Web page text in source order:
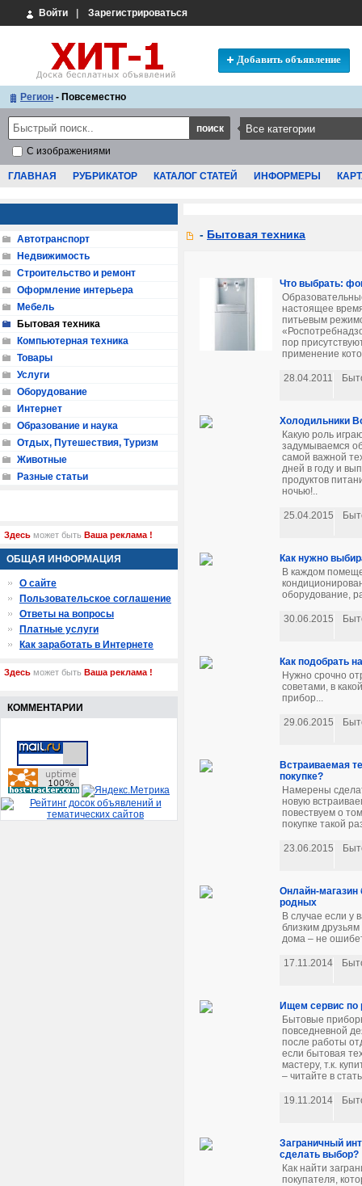
Войти Зарегистрироваться
Добавить объявление
Регион - Повсеместно
С изображениями
ГЛАВНАЯ РУБРИКАТОР КАТАЛОГ СТАТЕЙ ИНФОРМЕРЫ
- Бытовая техника
Что выбрать:
настоящее
питьевым
пор
применение
28.04.2011
Холодильники
Какую роль
задумываемся
самой важной
дней в году и
продуктов
ночью!..
25.04.2015
Как нужно
В каждом
оборудование,
30.06.2015
Как подобрать
Нужно срочно
советами, в
прибор...
29.06.2015
Встраиваемая
покупке?
Намерены
новую
повествуем о
покупке такой
23.06.2015
Онлайн-магазин
родных
В случае если у
близким
дома – не
17.11.2014
Ищем сервис по
Бытовые
повседневной
после работы
если бытовая
мастеру, т.к.
– читайте в
19.11.2014
Заграничный
сделать выбор?
Как найти
покупателя,
Автотранспорт
Недвижимость
Строительство и ремонт
Оформление интерьера
Мебель
Бытовая техника
Компьютерная техника
Товары
Услуги
Оборудование
Интернет
Образование и наука
Отдых, Путешествия, Туризм
Животные
Разные статьи
Здесь может быть Ваша реклама !
ОБЩАЯ ИНФОРМАЦИЯ
О сайте
Пользовательское соглашение
Ответы на вопросы
Платные услуги
Как заработать в Интернете
Здесь может быть Ваша реклама !
КОММЕНТАРИИ